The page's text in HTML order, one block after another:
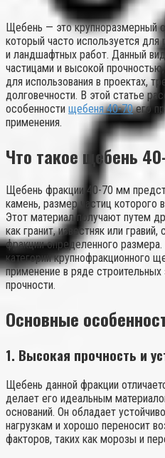
Щебень — это крупноразмерный
который часто используется
и ландшафтных работ. Данный
частицами и высокой
для использования в проектах,
долговечности. В этой статье
особенности щебеня 40-70его
применения.
Что такое щебень
Щебень фракции 40-70 мм
камень, размер частиц которого
Этот материал получают путем
как гранит, известняк или
фракции определенного
категории крупнофракционного
применение в ряде
прочности.
Основные
1. Высокая прочность и
Щебень данной фракции
делает его идеальным
оснований. Он обладает
нагрузкам и хорошо переносит
факторов, таких как морозы и